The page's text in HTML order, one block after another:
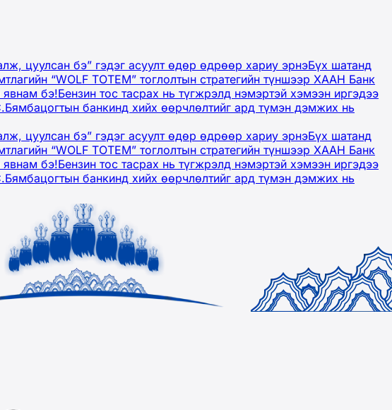
цуулсан бэ” гэдэг асуулт өдөр өдрөөр хариу эрнэБүх шатанд
“WOLF TOTEM” тоглолтын стратегийн түншээр ХААН Банк
явнам бэ!Бензин тос тасрах нь түгжрэлд нэмэртэй хэмээн иргэдээ
банкинд хийх өөрчлөлтийг ард түмэн дэмжих нь
цуулсан бэ” гэдэг асуулт өдөр өдрөөр хариу эрнэБүх шатанд
“WOLF TOTEM” тоглолтын стратегийн түншээр ХААН Банк
явнам бэ!Бензин тос тасрах нь түгжрэлд нэмэртэй хэмээн иргэдээ
банкинд хийх өөрчлөлтийг ард түмэн дэмжих нь